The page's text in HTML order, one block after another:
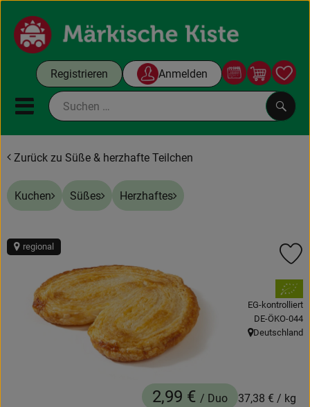
Registrieren Anmelden
Mobiles Menu öffnen oder
Themenwelt
Angebote & Aktuelles
Unsere Kisten
Obst & Gemüse
Zurück zu Süße & herzhafte Teilchen
Kuchen Süßes Herzhaftes
2,99 € / Duo 37,38 € / kg
regional
, Verband:
EG-kontrolliert
, Kontrollstelle:
DE-ÖKO-044
, Herkunft:
Deutschland